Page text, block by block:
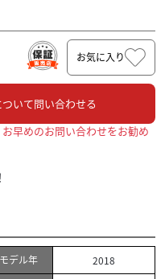
お気に入り
いて問い合わせる
早めのお問い合わせをお勧め
モデル年
2018